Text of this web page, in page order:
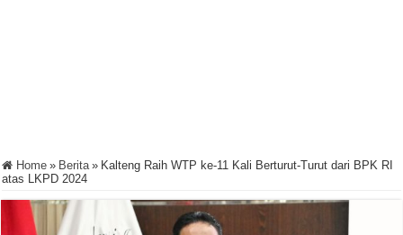
Home » Berita » Kalteng Raih WTP ke-11 Kali Berturut-Turut dari BPK RI
atas LKPD 2024